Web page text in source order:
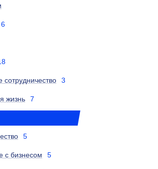
6
3
жизнь 7
5
с бизнесом 5